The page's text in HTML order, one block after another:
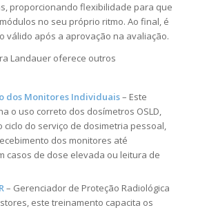
proporcionando flexibilidade para que
no seu próprio ritmo. Ao final, é
válido após a aprovação na avaliação.
Landauer oferece outros
dos Monitores Individuais– Este
o uso correto dos dosímetros OSLD,
ciclo do serviço de dosimetria pessoal,
dos monitores até
casos de dose elevada ou leitura de
– Gerenciador de Proteção Radiológica
este treinamento capacita os